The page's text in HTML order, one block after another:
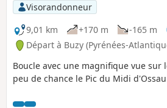
Visorandonneur
9,01 km
+170 m -165 m
Départ à Buzy (Pyrénées-
Boucle avec une magnifique vue sur
peu de chance le Pic du Midi